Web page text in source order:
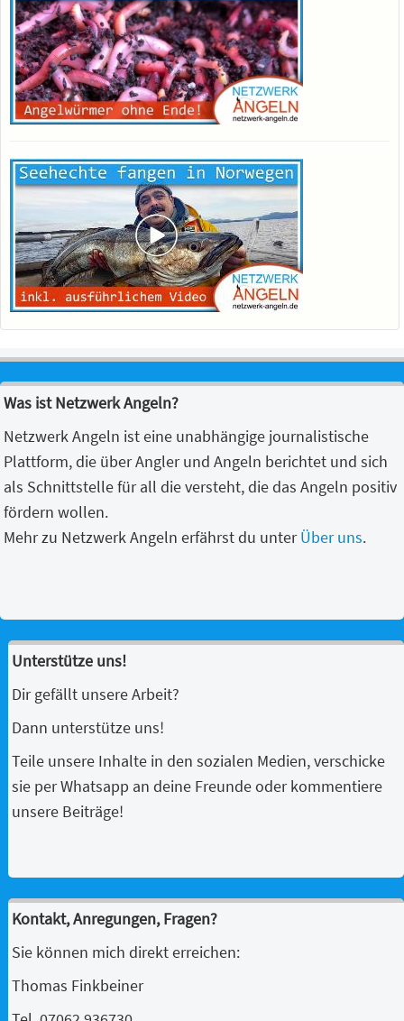
Was ist Netzwerk Angeln?
Netzwerk Angeln ist eine unabhängige journalistische
Plattform, die über Angler und Angeln berichtet und sich
als Schnittstelle für all die versteht, die das Angeln positiv
fördern wollen.
Mehr zu Netzwerk Angeln erfährst du unterÜber uns.
Unterstütze uns!
Dir gefällt unsere Arbeit?
Dann unterstütze uns!
Teile unsere Inhalte in den sozialen Medien, verschicke
sie per Whatsapp an deine Freunde oder kommentiere
unsere Beiträge!
Kontakt, Anregungen, Fragen?
Sie können mich direkt erreichen:
Thomas Finkbeiner